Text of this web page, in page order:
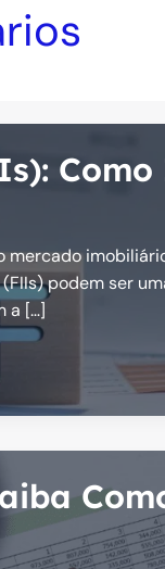
mercado
podem ser
a […]